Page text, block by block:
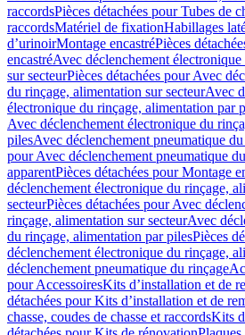
raccordsPièces détachées pour Tubes de
raccordsMatériel de fixationHabillages
dʼurinoirMontage encastréPièces
encastréAvec déclenchement
sur secteurPièces détachées pour Avec
du rinçage, alimentation sur secteurAvec
électronique du rinçage, alimentation par
Avec déclenchement électronique du
pilesAvec déclenchement pneumatique
pour Avec déclenchement pneumatique
apparentPièces détachées pour Montage
déclenchement électronique du rinçage,
secteurPièces détachées pour Avec
rinçage, alimentation sur secteurAvec
du rinçage, alimentation par pilesPièces
déclenchement électronique du rinçage,
déclenchement pneumatique du rinçage
pour AccessoiresKits d’installation et de
détachées pour Kits d’installation et de
chasse, coudes de chasse et raccordsKits